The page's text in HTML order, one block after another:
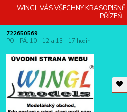
WINGL VÁS VŠECHNY
PŘÍZEŇ.
722650569
PO - PÁ: 10 - 12 a 13 - 17 hodin